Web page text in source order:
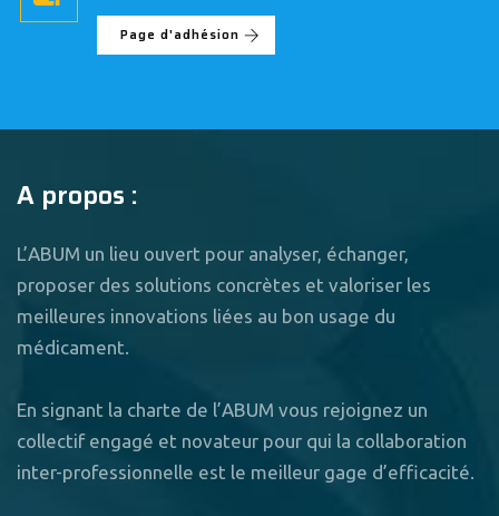
Page d'adhésion
A propos :
L’ABUM un lieu ouvert pour analyser, échanger,
proposer des solutions concrètes et valoriser les
meilleures innovations liées au bon usage du
médicament.
En signant la charte de l’ABUM vous rejoignez un
collectif engagé et novateur pour qui la collaboration
inter-professionnelle est le meilleur gage d’efficacité.